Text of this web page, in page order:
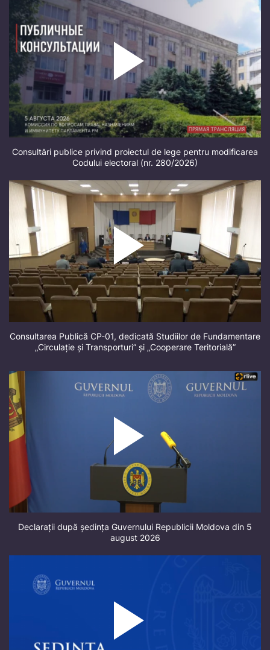
Consultări publice privind proiectul de lege pentru modificarea
Codului electoral (nr. 280/2026)
Consultarea Publică CP-01, dedicată Studiilor de Fundamentare
„Circulație și Transporturi” și „Cooperare Teritorială”
Declarații după ședința Guvernului Republicii Moldova din 5
august 2026